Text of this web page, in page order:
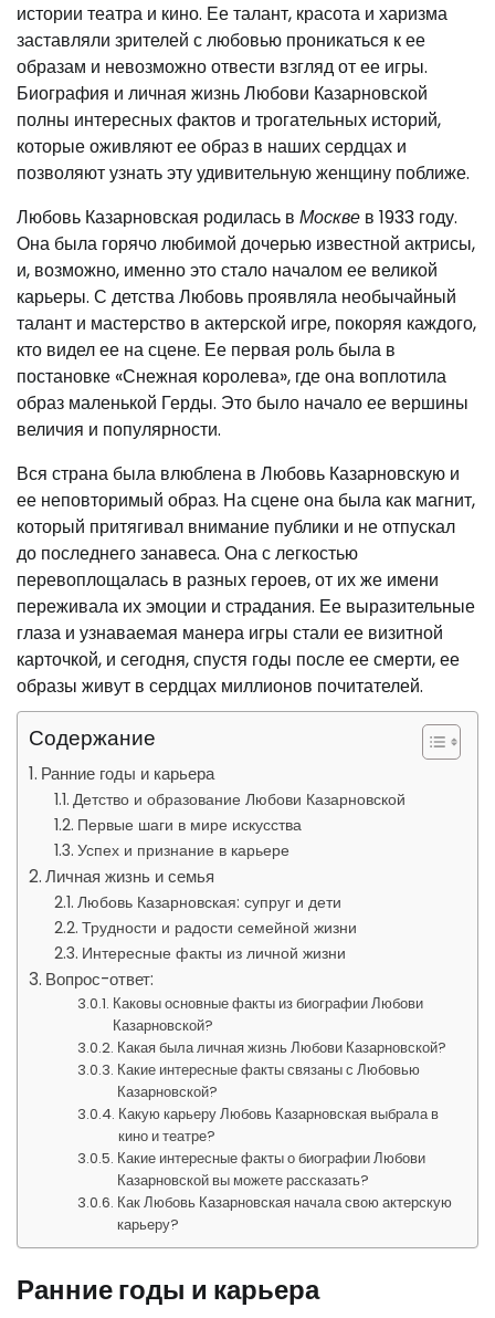
истории театра и кино. Ее талант, красота и харизма
заставляли зрителей с любовью проникаться к ее
образам и невозможно отвести взгляд от ее игры.
Биография и личная жизнь Любови Казарновской
полны интересных фактов и трогательных историй,
которые оживляют ее образ в наших сердцах и
позволяют узнать эту удивительную женщину поближе.
Любовь Казарновская родилась в Москве в 1933 году.
Она была горячо любимой дочерью известной актрисы,
и, возможно, именно это стало началом ее великой
карьеры. С детства Любовь проявляла необычайный
талант и мастерство в актерской игре, покоряя каждого,
кто видел ее на сцене. Ее первая роль была в
постановке «Снежная королева», где она воплотила
образ маленькой Герды. Это было начало ее вершины
величия и популярности.
Вся страна была влюблена в Любовь Казарновскую и
ее неповторимый образ. На сцене она была как магнит,
который притягивал внимание публики и не отпускал
до последнего занавеса. Она с легкостью
перевоплощалась в разных героев, от их же имени
переживала их эмоции и страдания. Ее выразительные
глаза и узнаваемая манера игры стали ее визитной
карточкой, и сегодня, спустя годы после ее смерти, ее
образы живут в сердцах миллионов почитателей.
Содержание
Ранние годы и карьера
Детство и образование Любови Казарновской
Первые шаги в мире искусства
Успех и признание в карьере
Личная жизнь и семья
Любовь Казарновская: супруг и дети
Трудности и радости семейной жизни
Интересные факты из личной жизни
Вопрос-ответ:
Каковы основные факты из биографии Любови
Казарновской?
Какая была личная жизнь Любови Казарновской?
Какие интересные факты связаны с Любовью
Казарновской?
Какую карьеру Любовь Казарновская выбрала в
кино и театре?
Какие интересные факты о биографии Любови
Казарновской вы можете рассказать?
Как Любовь Казарновская начала свою актерскую
карьеру?
Ранние годы и карьера